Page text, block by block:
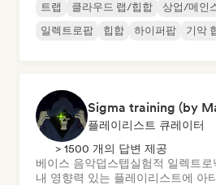
트랩 클라우드 랩/힙합 상업/메인
일렉트로팝
힙합 하이퍼팝 기악
Sigma training (by
플레이리스트 큐레이터
> 1500 개의 답변 제공
베이스 음악덥스텝실험적 일렉트로
내 영향력 있는 플레이리스트에 아